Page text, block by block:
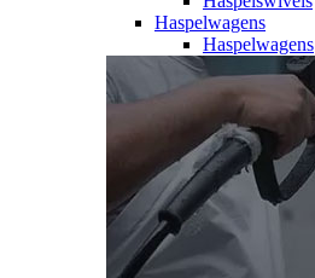
Haspelwagens
Haspelwagens